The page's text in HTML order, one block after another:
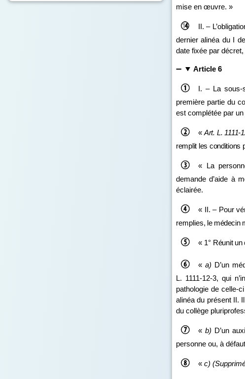
mise en œuvre. »
II. –
dernier alinéa du I
date fixée par
Article 6
I. – La
première partie du
est complétée par un
« Art. L. 1111‑
remplit les conditions
« La
demande d’aide à
éclairée.
« II. – Pour
remplies, le médecin
« 1° Réunit un
«a) D’un
L. 1111‑12‑3, qui
pathologie de celle-
alinéa du présent II.
du collège
« b) D’un
personne ou, à
« c)